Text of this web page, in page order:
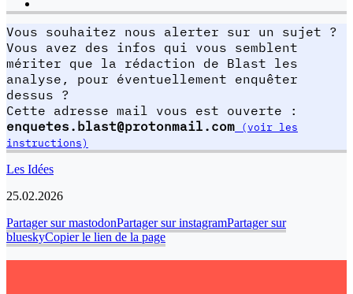
Vous souhaitez nous alerter sur un sujet ?
Vous avez des infos qui vous semblent
mériter que la rédaction de Blast les
analyse, pour éventuellement enquêter
dessus ?
Cette adresse mail vous est ouverte :
enquetes.blast@protonmail.com (voir les
instructions)
Les Idées
25.02.2026
Partager sur mastodonPartager sur instagramPartager sur
blueskyCopier le lien de la page